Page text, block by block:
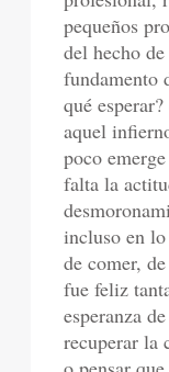
pequeños
del hecho
fundamento
qué
aquel
poco
falta la
incluso en
de comer,
fue feliz
esperanza
recuperar la